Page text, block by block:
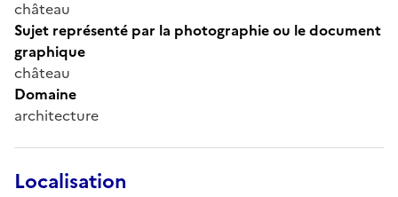
château
Sujet représenté par la photographie ou le document
graphique
château
Domaine
architecture
Localisation